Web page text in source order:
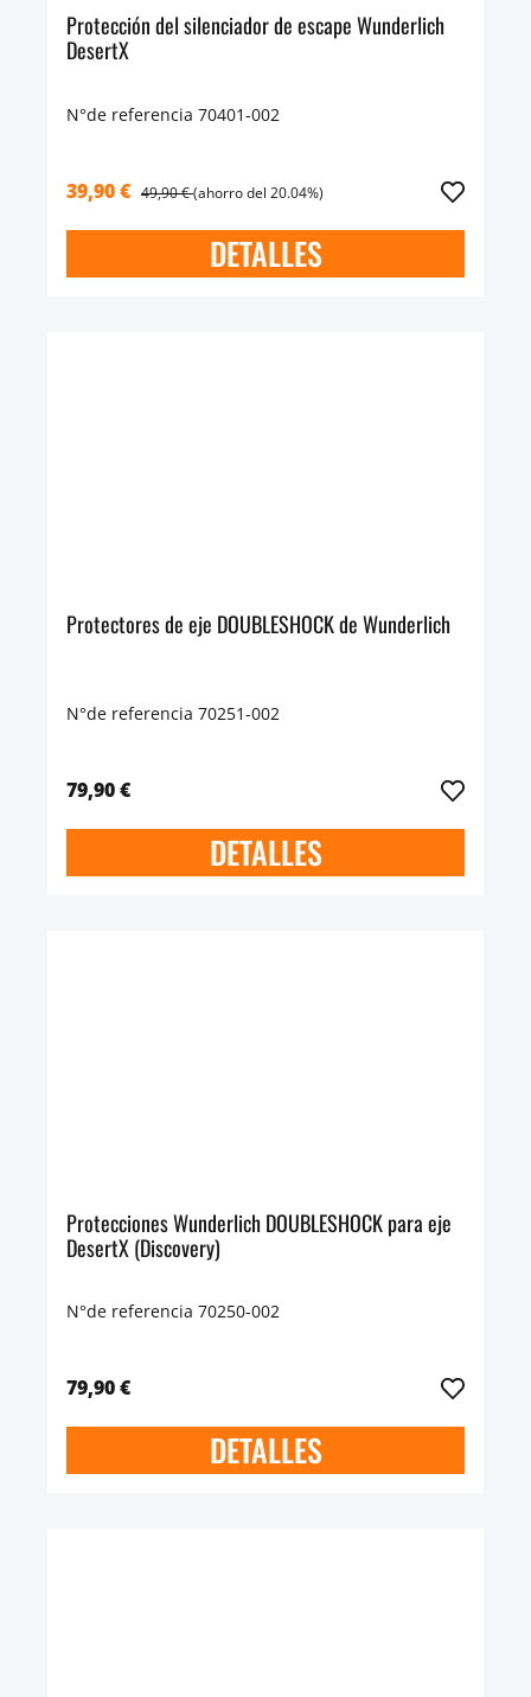
Protección del silenciador de escape Wunderlich
DesertX
N°de referencia 70401-002
39,90 € 49,90 €(ahorro del 20.04%)
DETALLES
Protectores de eje DOUBLESHOCK de Wunderlich
N°de referencia 70251-002
79,90 €
DETALLES
Protecciones Wunderlich DOUBLESHOCK para eje
DesertX (Discovery)
N°de referencia 70250-002
79,90 €
DETALLES